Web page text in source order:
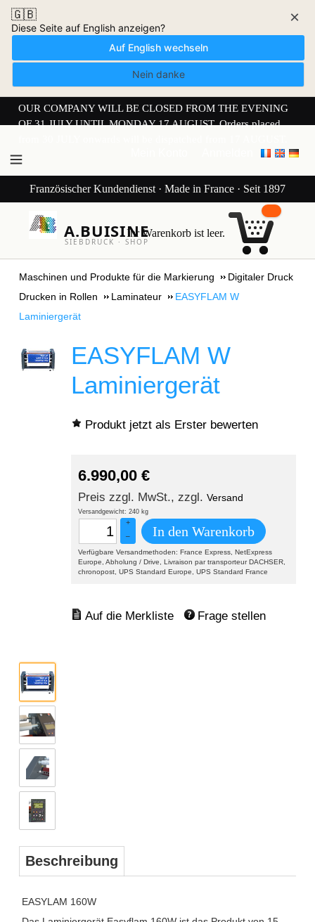
🇬🇧
Diese Seite auf English anzeigen?
Auf English wechseln
Nein danke
×
OUR COMPANY WILL BE CLOSED FROM THE EVENING
OF 31 JULY UNTIL MONDAY 17 AUGUST. Orders placed
Französischer Kundendienst · Made in France · Seit 1897
A.BUISINE
SIEBDRUCK · SHOP
Ihr Warenkorb ist leer.
Maschinen und Produkte für die Markierung
Digitaler Druck
Drucken in Rollen
Laminateur
EASYFLAM W
Laminiergerät
EASYFLAM W
Laminiergerät
Produkt jetzt als Erster bewerten
6.990,00 €
Preis zzgl. MwSt., zzgl. Versand
Versandgewicht: 240 kg
+
–
In den Warenkorb
Verfügbare Versandmethoden: France Express, NetExpress
Europe, Abholung / Drive, Livraison par transporteur DACHSER,
chronopost, UPS Standard Europe, UPS Standard France
Frage stellen
Beschreibung
EASYLAM 160W